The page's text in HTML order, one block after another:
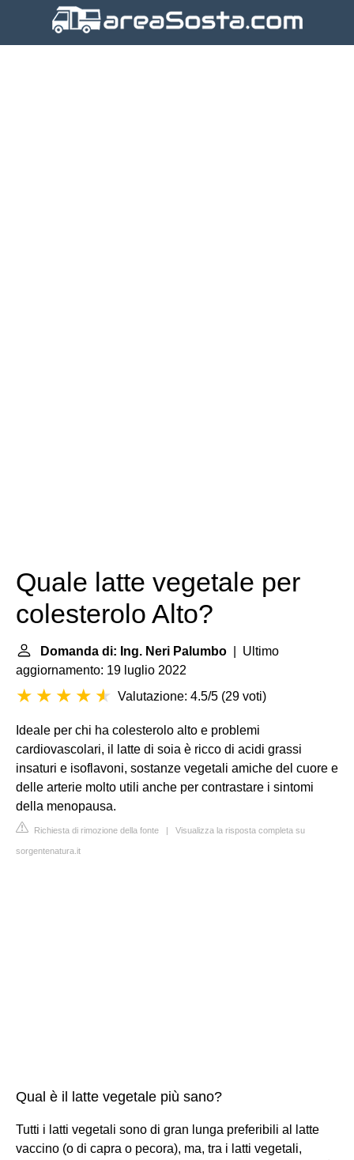
Quale latte vegetale per
colesterolo Alto?
Domanda di: Ing. Neri Palumbo | Ultimo
aggiornamento: 19 luglio 2022
Valutazione: 4.5/5 (29 voti)
Ideale per chi ha colesterolo alto e problemi
cardiovascolari, il latte di soia è ricco di acidi grassi
insaturi e isoflavoni, sostanze vegetali amiche del cuore e
delle arterie molto utili anche per contrastare i sintomi
della menopausa.
Richiesta di rimozione della fonte | Visualizza la risposta completa su
sorgentenatura.it
Qual è il latte vegetale più sano?
Tutti i latti vegetali sono di gran lunga preferibili al latte
vaccino (o di capra o pecora), ma, tra i latti vegetali,